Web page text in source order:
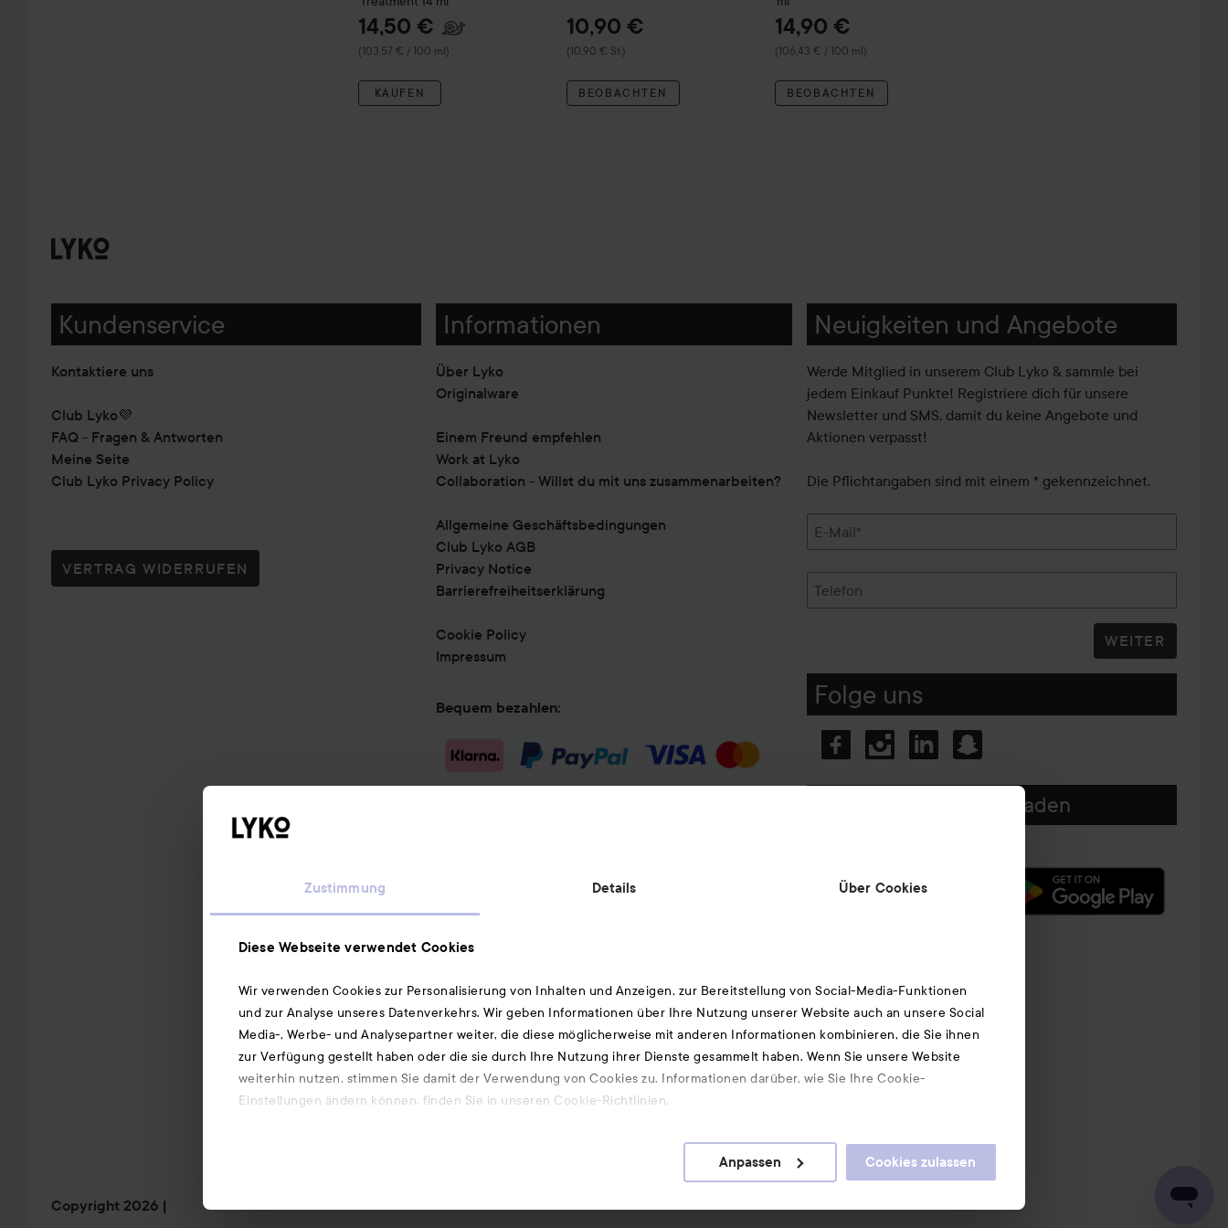
Zustimmung Details Über Cookies
Diese Webseite verwendet Cookies
Wir verwenden Cookies zur Personalisierung von Inhalten und Anzeigen, zur Bereitstellung von Social-Media-Funktionen
und zur Analyse unseres Datenverkehrs. Wir geben Informationen über Ihre Nutzung unserer Website auch an unsere Social
Media-, Werbe- und Analysepartner weiter, die diese möglicherweise mit anderen Informationen kombinieren, die Sie ihnen
zur Verfügung gestellt haben oder die sie durch Ihre Nutzung ihrer Dienste gesammelt haben. Wenn Sie unsere Website
weiterhin nutzen, stimmen Sie damit der Verwendung von Cookies zu. Informationen darüber, wie Sie Ihre Cookie-
Einstellungen ändern können, finden Sie in unseren Cookie-Richtlinien.
Anpassen Cookies zulassen
14,50 €
(103,57 € / 100 ml)
KAUFEN
10,90 €
(10,90 € St.)
BEOBACHTEN
14,90 €
(106,43 € / 100 ml)
BEOBACHTEN
Kundenservice
Kontaktiere uns
Club Lyko💜
FAQ - Fragen & Antworten
Meine Seite
Club Lyko Privacy Policy
VERTRAG WIDERRUFEN
Informationen
Über Lyko
Originalware
Einem Freund empfehlen
Work at Lyko
Collaboration - Willst du mit uns zusammenarbeiten?
Allgemeine Geschäftsbedingungen
Club Lyko AGB
Privacy Notice
Barrierefreiheitserklärung
Cookie Policy
Impressum
Bequem bezahlen:
Ebenfalls interessant
COMIS
Neuigkeiten und Angebote
Werde Mitglied in unserem Club Lyko & sammle bei
jedem Einkauf Punkte! Registriere dich für unsere
Newsletter und SMS, damit du keine Angebote und
Aktionen verpasst!
Die Pflichtangaben sind mit einem * gekennzeichnet.
E-Mail*
Telefon
WEITER
Folge uns
Unsere App herunterladen
Copyright 2026